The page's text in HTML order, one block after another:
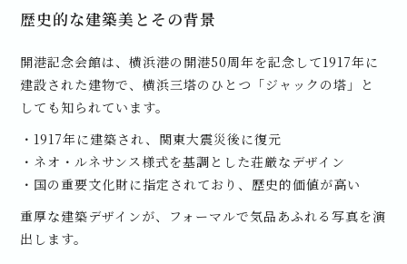
歴史的な建築美とその背景
開港記念会館は、横浜港の開港50周年を記念して1917年に
建設された建物で、横浜三塔のひとつ「ジャックの塔」と
しても知られています。
・1917年に建築され、関東大震災後に復元
・ネオ・ルネサンス様式を基調とした荘厳なデザイン
・国の重要文化財に指定されており、歴史的価値が高い
重厚な建築デザインが、フォーマルで気品あふれる写真を演
出します。